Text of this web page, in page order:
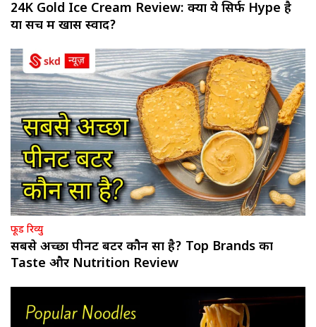
24K Gold Ice Cream Review: क्या ये सिर्फ Hype है
या सच में खास स्वाद?
फूड रिव्यु
सबसे अच्छा पीनट बटर कौन सा है? Top Brands का
Taste और Nutrition Review